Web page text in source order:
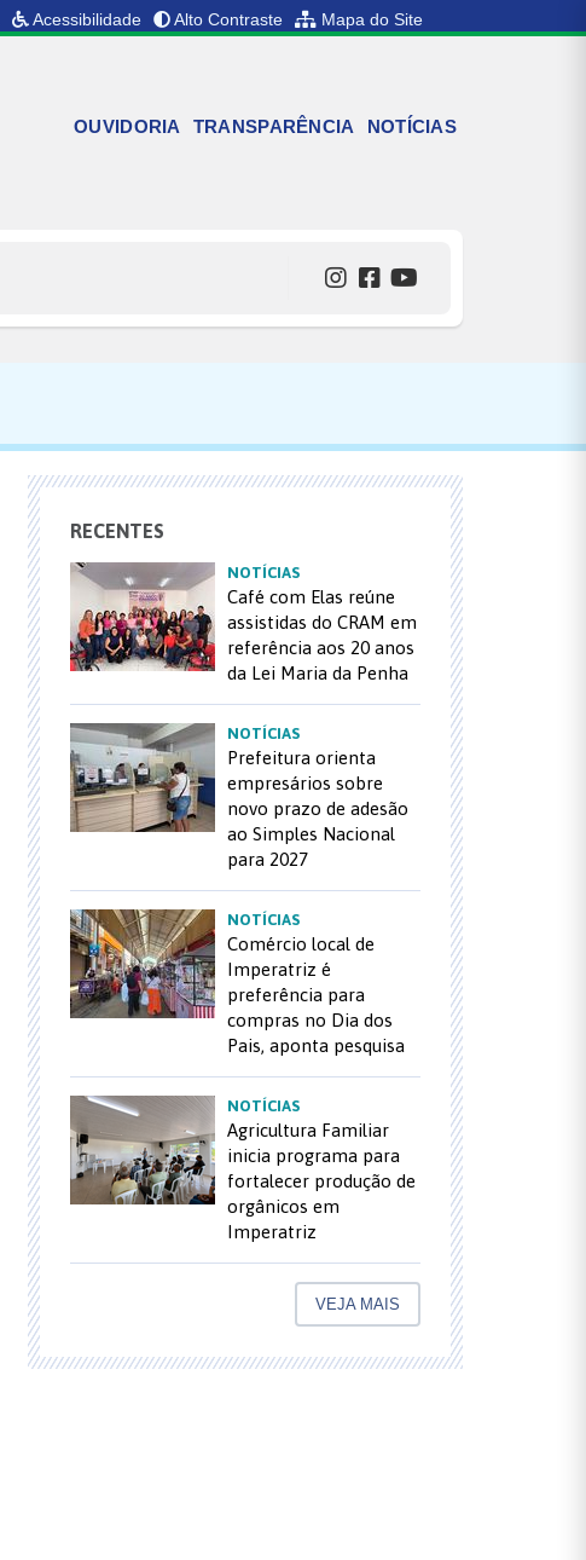
Acessibilidade Alto Contraste Mapa do Site
OUVIDORIA TRANSPARÊNCIA NOTÍCIAS
RECENTES
NOTÍCIAS
Café com Elas reúne
assistidas do CRAM em
referência aos 20 anos
da Lei Maria da Penha
NOTÍCIAS
Prefeitura orienta
empresários sobre
novo prazo de adesão
ao Simples Nacional
para 2027
NOTÍCIAS
Comércio local de
Imperatriz é
preferência para
compras no Dia dos
Pais, aponta pesquisa
NOTÍCIAS
Agricultura Familiar
inicia programa para
fortalecer produção de
orgânicos em
Imperatriz
VEJA MAIS